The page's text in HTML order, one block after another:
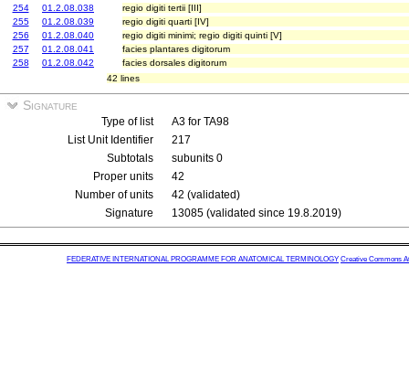
254
01.2.08.038
regio digiti tertii [III]
255
01.2.08.039
regio digiti quarti [IV]
256
01.2.08.040
regio digiti minimi; regio digiti quinti [V]
257
01.2.08.041
facies plantares digitorum
258
01.2.08.042
facies dorsales digitorum
42 lines
Signature
Type of list
A3 for TA98
List Unit Identifier
217
Subtotals
subunits 0
Proper units
42
Number of units
42 (validated)
Signature
13085 (validated since 19.8.2019)
FEDERATIVE INTERNATIONAL PROGRAMME FOR ANATOMICAL TERMINOLOGY Creative Commons